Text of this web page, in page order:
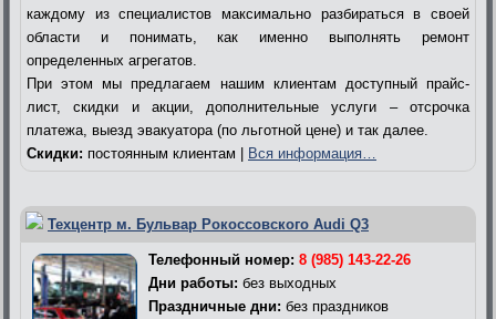
каждому из специалистов максимально разбираться в своей
области и понимать, как именно выполнять ремонт
определенных агрегатов.
При этом мы предлагаем нашим клиентам доступный прайс-
лист, скидки и акции, дополнительные услуги – отсрочка
платежа, выезд эвакуатора (по льготной цене) и так далее.
Скидки: постоянным клиентам | Вся информация…
Техцентр м. Бульвар Рокоссовского Audi Q3
Телефонный номер: 8 (985) 143-22-26
Дни работы: без выходных
Праздничные дни: без праздников